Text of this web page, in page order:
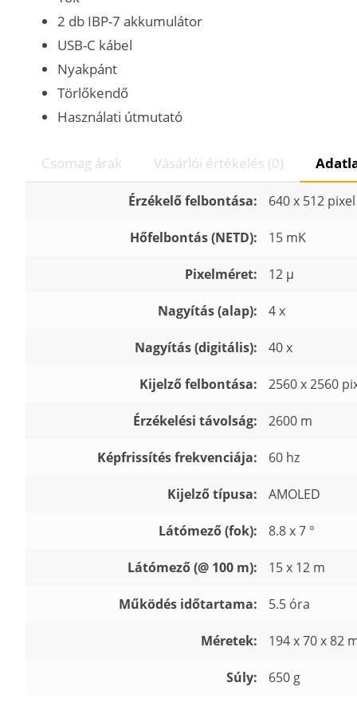
2 db IBP-7 akkumulátor
USB-C kábel
Nyakpánt
Törlőkendő
Használati útmutató
Csomag árak Vásárlói értékelés (0)
Érzékelő felbontása: 640 x 512 pixel
Hőfelbontás (NETD): 15 mK
Pixelméret: 12 µ
Nagyítás (alap): 4 x
Nagyítás (digitális): 40 x
Kijelző felbontása: 2560 x 2560
Érzékelési távolság: 2600 m
Képfrissítés frekvenciája: 60 hz
Kijelző típusa: AMOLED
Látómező (fok): 8.8 x 7 °
Látómező (@ 100 m): 15 x 12 m
Működés időtartama: 5.5 óra
Méretek: 194 x 70 x 82
Súly: 650 g